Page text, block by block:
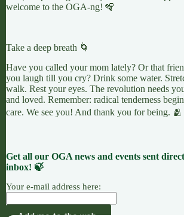
welcome to the OGA-ng! 🪇
Take a deep breath 🌀
Have you called your mom lately? Or that
you laugh till you cry? Drink some water.
walk. Rest your eyes. The revolution needs
and loved. Remember: radical tenderness
care. We see you! And thank you for being. 🫂
Get all our OGA news and events sent
inbox! 🍃
Your e-mail address here: